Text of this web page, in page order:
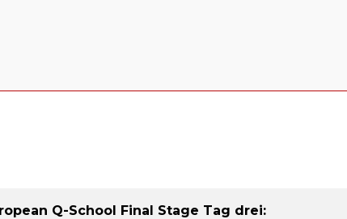
Q-School Final Stage Tag drei: